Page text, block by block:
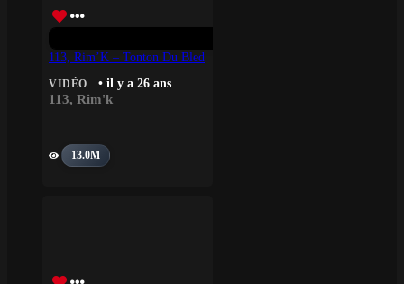
113, Rim’K – Tonton Du Bled
VIDÉO • il y a 26 ans
113, Rim'k
13.0M